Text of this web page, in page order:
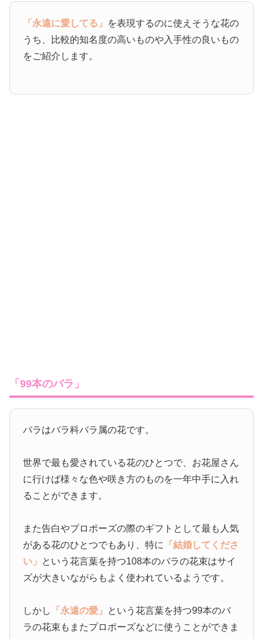
「永遠に愛してる」 を表現するのに使えそうな花の
うち、比較的知名度の高いものや入手性の良いもの
をご紹介します。
「99本のバラ」
バラはバラ科バラ属の花です。
世界で最も愛されている花のひとつで、お花屋さん
に行けば様々な色や咲き方のものを一年中手に入れ
ることができます。
また告白やプロポーズの際のギフトとして最も人気
がある花のひとつでもあり、特に
「結婚してくださ
い」 という花言葉を持つ108本のバラの花束はサイ
ズが大きいながらもよく使われているようです。
しかし 「永遠の愛」 という花言葉を持つ99本のバ
ラの花束もまたプロポーズなどに使うことができま